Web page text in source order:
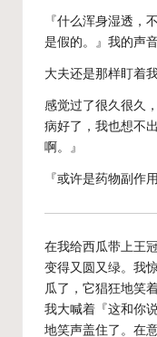
『什么浑身湿透，
是假的。』我的声
大夫还是那样盯着
感觉过了很久很久
病好了，我也想不
啊。』
『或许是药物副作
在我给西瓜带上王
变得又圆又绿。我
瓜了，它猖狂地笑
我大喊着『这和你
地笑声盖住了。在